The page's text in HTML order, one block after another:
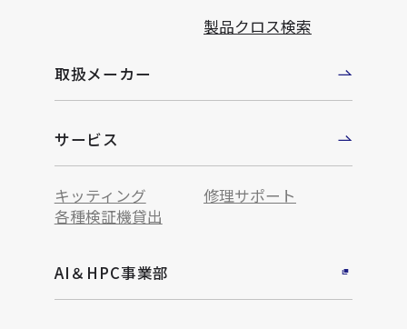
製品クロス検索
取扱メーカー
サービス
キッティング
修理サポート
各種検証機貸出
AI＆HPC事業部